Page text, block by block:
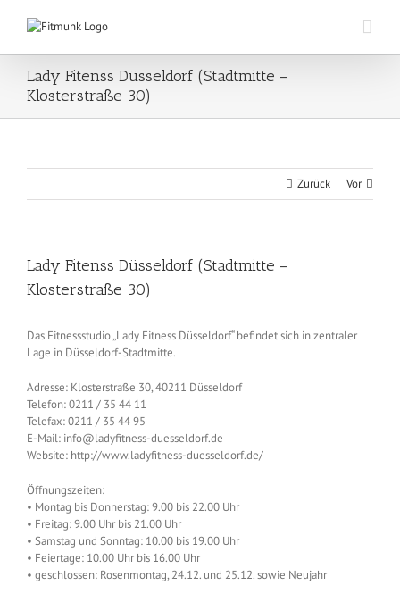
Lady Fitenss Düsseldorf (Stadtmitte –
Klosterstraße 30)
Zurück Vor
Lady Fitenss Düsseldorf (Stadtmitte –
Klosterstraße 30)
Das Fitnessstudio „Lady Fitness Düsseldorf“ befindet sich in zentraler
Lage in Düsseldorf-Stadtmitte.
Adresse: Klosterstraße 30, 40211 Düsseldorf
Telefon: 0211 / 35 44 11
Telefax: 0211 / 35 44 95
E-Mail: info@ladyfitness-duesseldorf.de
Website: http://www.ladyfitness-duesseldorf.de/
Öffnungszeiten:
• Montag bis Donnerstag: 9.00 bis 22.00 Uhr
• Freitag: 9.00 Uhr bis 21.00 Uhr
• Samstag und Sonntag: 10.00 bis 19.00 Uhr
• Feiertage: 10.00 Uhr bis 16.00 Uhr
• geschlossen: Rosenmontag, 24.12. und 25.12. sowie Neujahr